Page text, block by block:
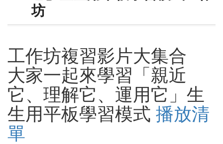
坊
工作坊複習影片大集合
大家一起來學習「親近
它、理解它、運用它」生
生用平板學習模式 播放清
單